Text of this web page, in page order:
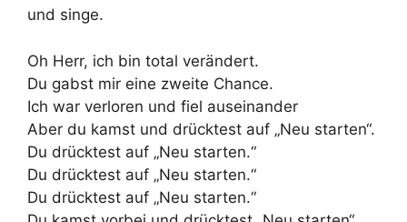
und singe.
Oh Herr, ich bin total verändert.
Du gabst mir eine zweite Chance.
Ich war verloren und fiel auseinander
Aber du kamst und drücktest auf „Neu starten“.
Du drücktest auf „Neu starten.“
Du drücktest auf „Neu starten.“
Du drücktest auf „Neu starten.“